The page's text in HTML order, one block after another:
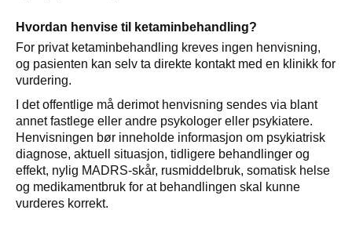
Hvordan henvise til ketaminbehandling?
For privat ketaminbehandling kreves ingen henvisning,
og pasienten kan selv ta direkte kontakt med en klinikk for
vurdering.
I det offentlige må derimot henvisning sendes via blant
annet fastlege eller andre psykologer eller psykiatere.
Henvisningen bør inneholde informasjon om psykiatrisk
diagnose, aktuell situasjon, tidligere behandlinger og
effekt, nylig MADRS-skår, rusmiddelbruk, somatisk helse
og medikamentbruk for at behandlingen skal kunne
vurderes korrekt.